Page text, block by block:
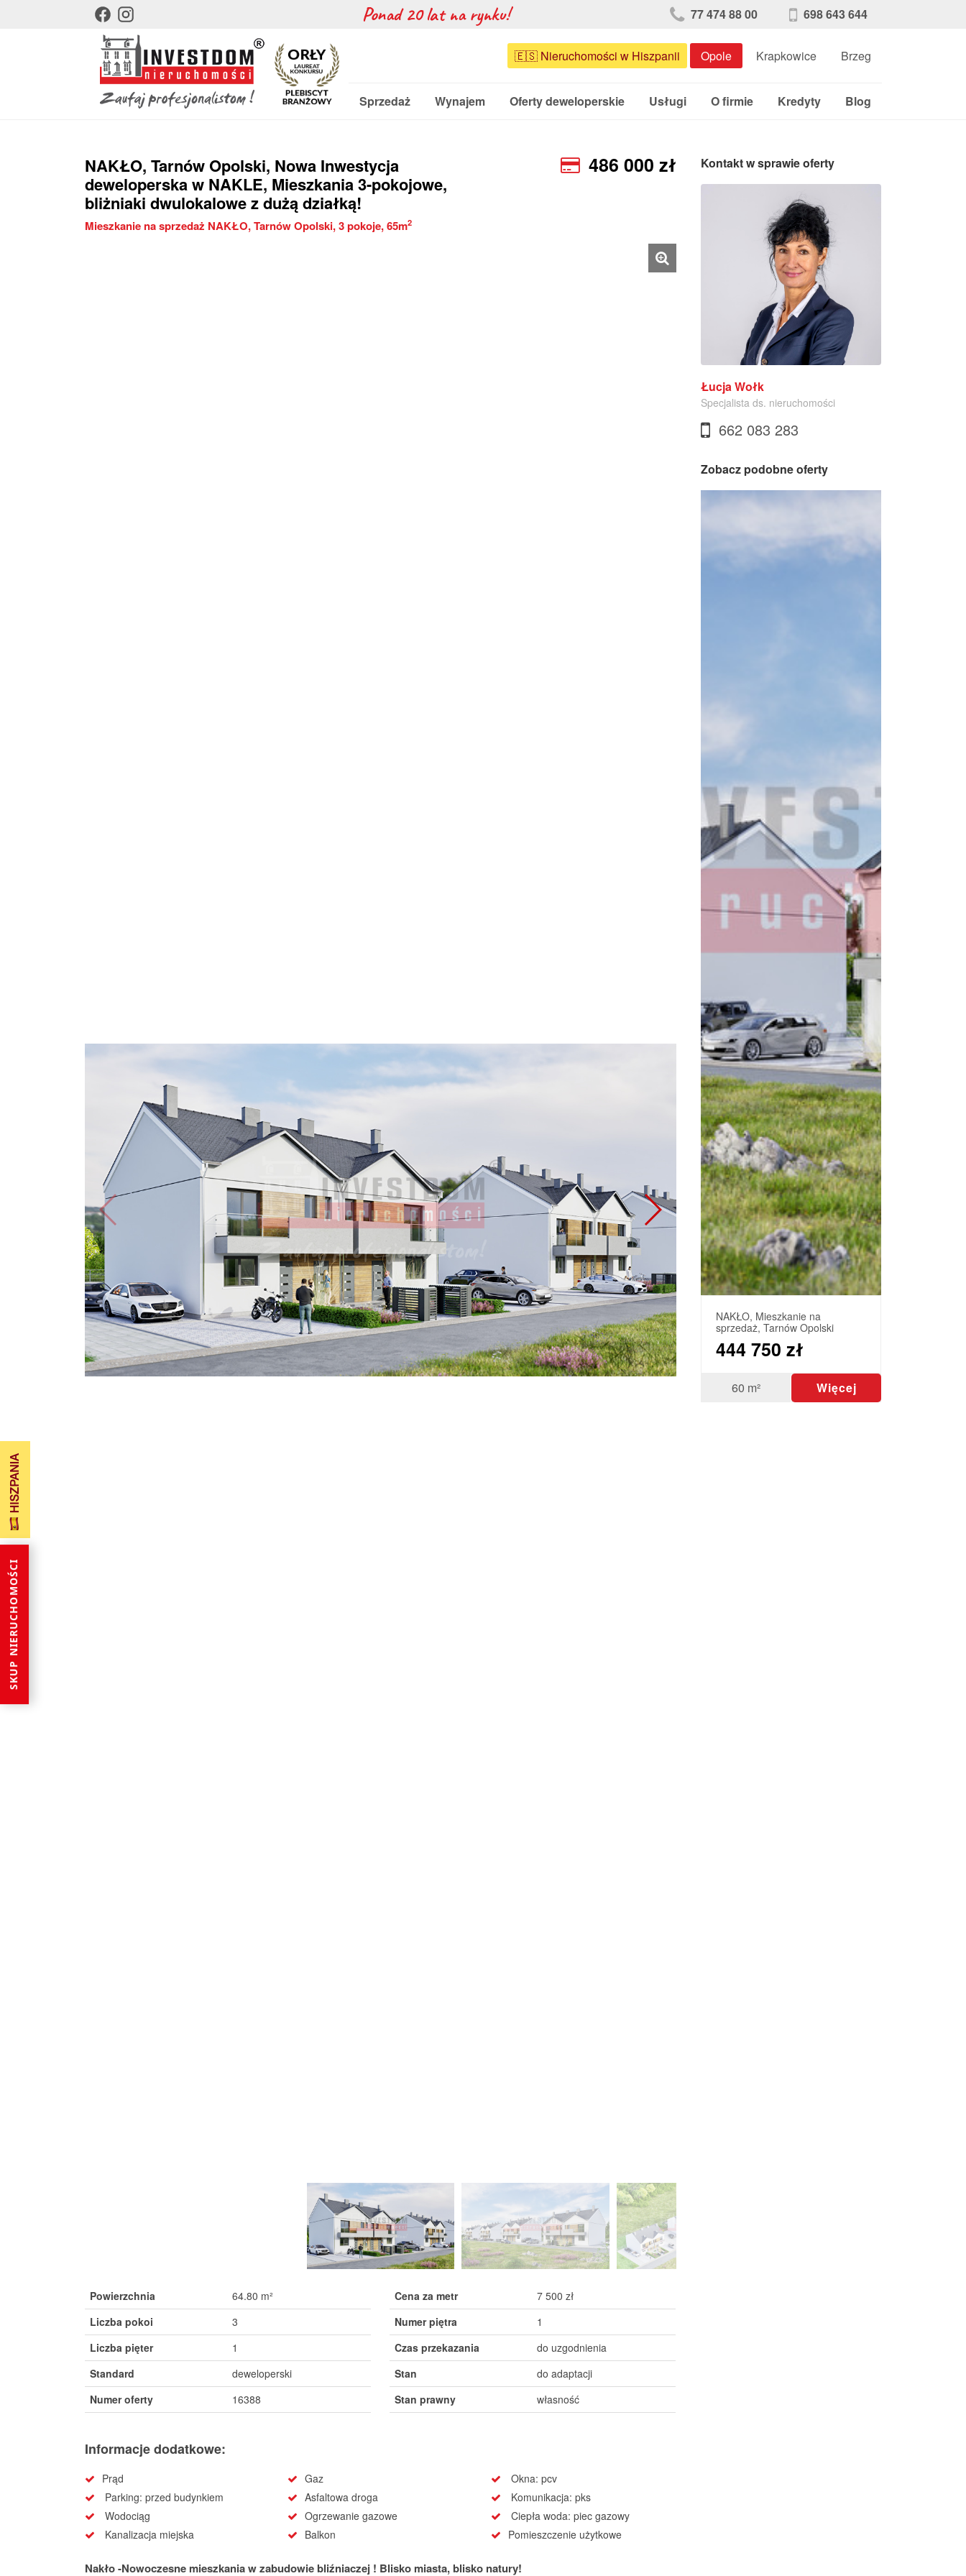
Ponad 20 lat na rynku! 77 474 88 00 698 643 644
🇪🇸 Nieruchomości w Hiszpanii Opole Krapkowice Brzeg
Sprzedaż Wynajem Oferty deweloperskie Usługi O firmie Kredyty Blog
NAKŁO, Tarnów Opolski, Nowa Inwestycja
deweloperska w NAKLE, Mieszkania 3-pokojowe,
bliżniaki dwulokalowe z dużą działką!
Mieszkanie na sprzedaż NAKŁO, Tarnów Opolski, 3 pokoje, 65m2
486 000 zł
Powierzchnia 64.80 m² Cena za metr
7 500 zł
Liczba pokoi
3 Numer piętra
1
Liczba pięter
1 Czas przekazania
do uzgodnienia
Standard
deweloperski Stan
do adaptacji
Numer oferty
16388 Stan prawny własność
Informacje dodatkowe:
Prąd Gaz
Okna: pcv
Parking: przed budynkiem
Asfaltowa droga
Komunikacja: pks
Wodociąg
Ogrzewanie gazowe
Ciepła woda: piec gazowy
Kanalizacja miejska
Balkon Pomieszczenie użytkowe
Nakło -Nowoczesne mieszkania w zabudowie bliźniaczej ! Blisko miasta, blisko natury!
Kontakt w sprawie oferty
Łucja Wołk
Specjalista ds. nieruchomości
662 083 283
Zobacz podobne oferty
NAKŁO, Mieszkanie na
sprzedaż, Tarnów Opolski
444 750 zł
60 m² Więcej
SKUP NIERUCHOMOŚCI